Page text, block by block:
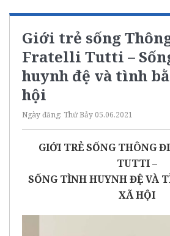
Giới trẻ sống
Fratelli Tutti –
huynh đệ và tình
hội
Ngày đăng: Thứ Bảy 05.06.2021
GIỚI TRẺ SỐNG THÔNG
TUTTI –
SỐNG TÌNH HUYNH ĐỆ VÀ
XÃ HỘI